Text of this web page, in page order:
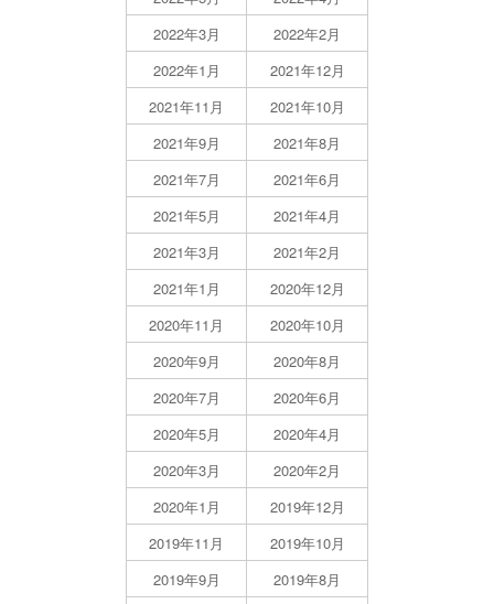
2022年3月
2022年2月
2022年1月
2021年12月
2021年11月
2021年10月
2021年9月
2021年8月
2021年7月
2021年6月
2021年5月
2021年4月
2021年3月
2021年2月
2021年1月
2020年12月
2020年11月
2020年10月
2020年9月
2020年8月
2020年7月
2020年6月
2020年5月
2020年4月
2020年3月
2020年2月
2020年1月
2019年12月
2019年11月
2019年10月
2019年9月
2019年8月